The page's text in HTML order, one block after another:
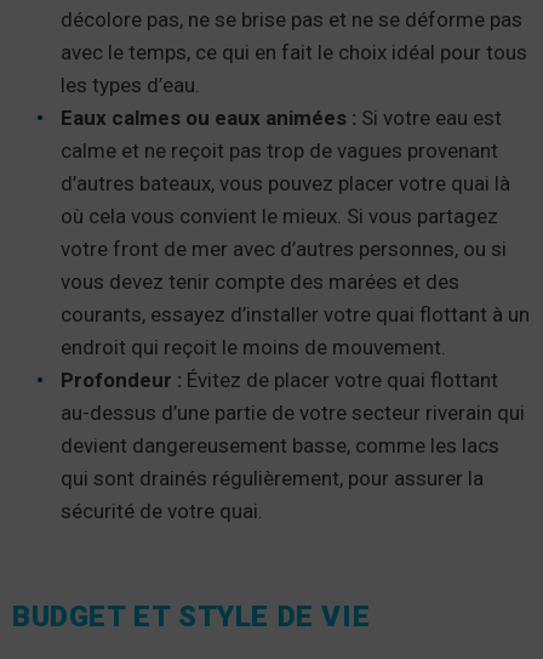
décolore pas, ne se brise pas et ne se déforme pas
avec le temps, ce qui en fait le choix idéal pour tous
les types d’eau.
Eaux calmes ou eaux animées : Si votre eau est
calme et ne reçoit pas trop de vagues provenant
d’autres bateaux, vous pouvez placer votre quai là
où cela vous convient le mieux. Si vous partagez
votre front de mer avec d’autres personnes, ou si
vous devez tenir compte des marées et des
courants, essayez d’installer votre quai flottant à un
endroit qui reçoit le moins de mouvement.
Profondeur : Évitez de placer votre quai flottant
au-dessus d’une partie de votre secteur riverain qui
devient dangereusement basse, comme les lacs
qui sont drainés régulièrement, pour assurer la
sécurité de votre quai.
BUDGET ET STYLE DE VIE